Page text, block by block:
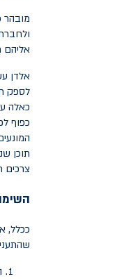
מובהר
אליהם
אלדן
לספק
כאלה
כפוף
תוכן
צרכים
ככלל,